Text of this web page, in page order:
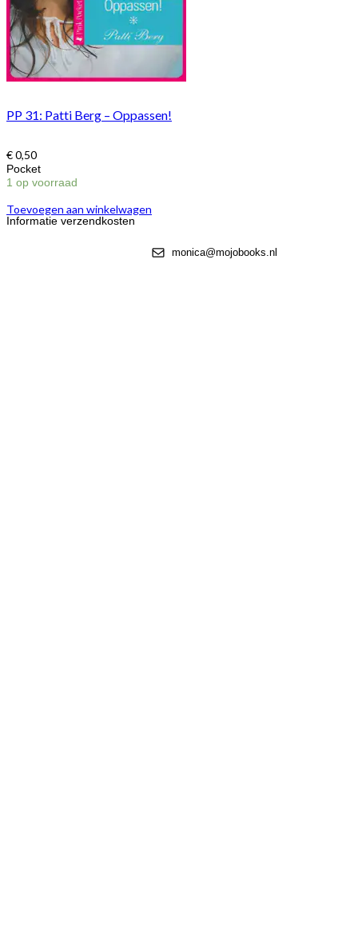
PP 31: Patti Berg – Oppassen!
Pocket
€0,50
1 op voorraad
Toevoegen aan winkelwagen
Informatie verzendkosten
monica@mojobooks.nl